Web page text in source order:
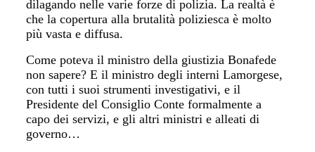
dilagando nelle varie forze di polizia. La realtà è
che la copertura alla brutalità poliziesca è molto
più vasta e diffusa.
Come poteva il ministro della giustizia Bonafede
non sapere? E il ministro degli interni Lamorgese,
con tutti i suoi strumenti investigativi, e il
Presidente del Consiglio Conte formalmente a
capo dei servizi, e gli altri ministri e alleati di
governo…